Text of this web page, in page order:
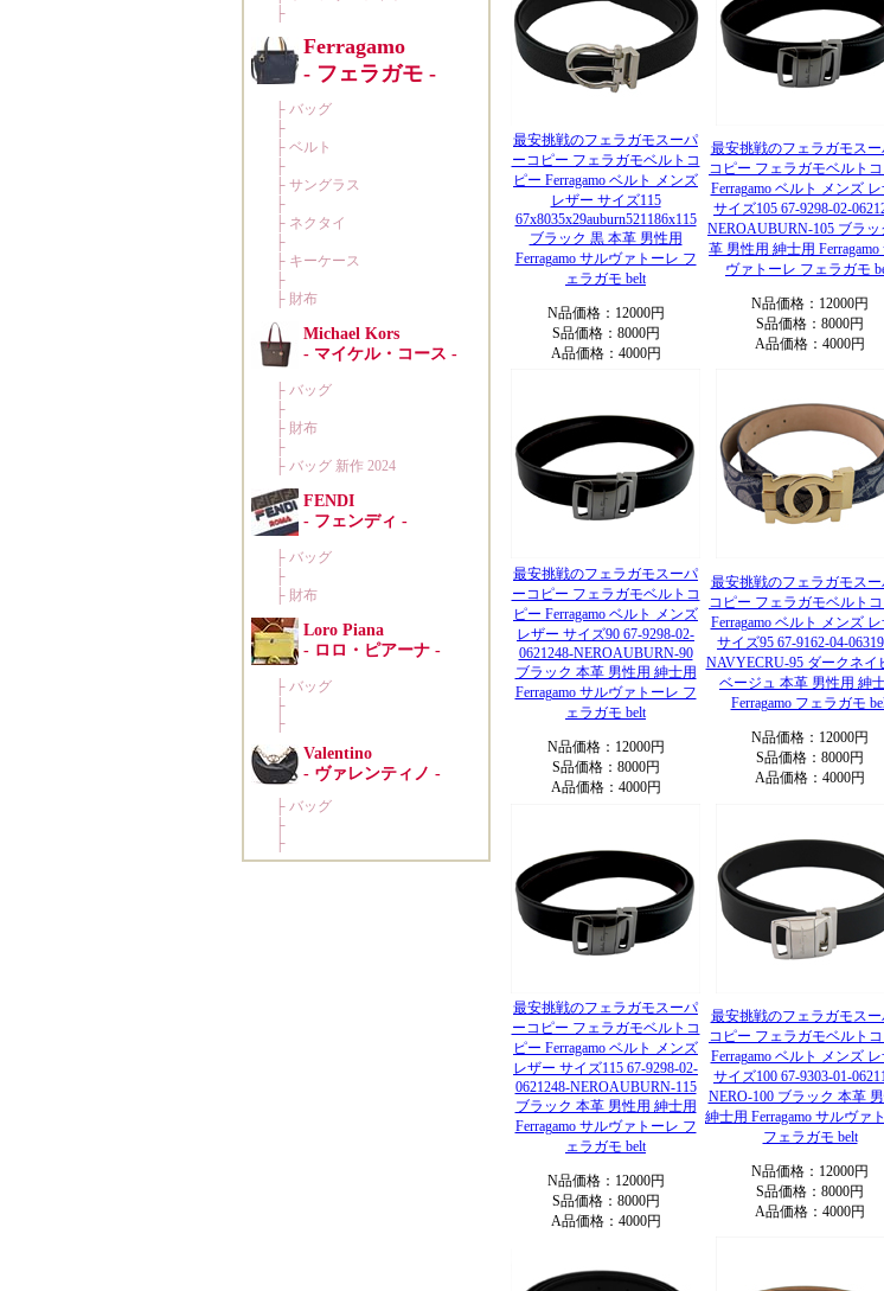
最安挑戦のフェラガモスーパ
ーコピー フェラガモベルトコ
ピー Ferragamo ベルト メンズ
レザー サイズ115
67x8035x29auburn521186x115
ブラック 黒 本革 男性用
Ferragamo サルヴァトーレ フ
ェラガモ belt
N品価格：12000円
S品価格：8000円
A品価格：4000円
最安挑戦のフェラガモスー
コピー フェラガモベルト
Ferragamo ベルト メンズ
サイズ105 67-9298-02-
NEROAUBURN-105 ブラッ
革 男性用 紳士用 Ferragamo
ヴァトーレ フェラガモ
N品価格：12000円
S品価格：8000円
A品価格：4000円
最安挑戦のフェラガモスーパ
ーコピー フェラガモベルトコ
ピー Ferragamo ベルト メンズ
レザー サイズ90 67-9298-02-
0621248-NEROAUBURN-90
ブラック 本革 男性用 紳士用
Ferragamo サルヴァトーレ フ
ェラガモ belt
N品価格：12000円
S品価格：8000円
A品価格：4000円
最安挑戦のフェラガモスー
コピー フェラガモベルト
Ferragamo ベルト メンズ
サイズ95 67-9162-04-
NAVYECRU-95 ダークネイ
ベージュ 本革 男性用 紳
Ferragamo フェラガモ
N品価格：12000円
S品価格：8000円
A品価格：4000円
最安挑戦のフェラガモスーパ
ーコピー フェラガモベルトコ
ピー Ferragamo ベルト メンズ
レザー サイズ115 67-9298-02-
0621248-NEROAUBURN-115
ブラック 本革 男性用 紳士用
Ferragamo サルヴァトーレ フ
ェラガモ belt
N品価格：12000円
S品価格：8000円
A品価格：4000円
最安挑戦のフェラガモスー
コピー フェラガモベルト
Ferragamo ベルト メンズ
サイズ100 67-9303-01-
NERO-100 ブラック 本革
紳士用 Ferragamo サルヴァ
フェラガモ belt
N品価格：12000円
S品価格：8000円
A品価格：4000円